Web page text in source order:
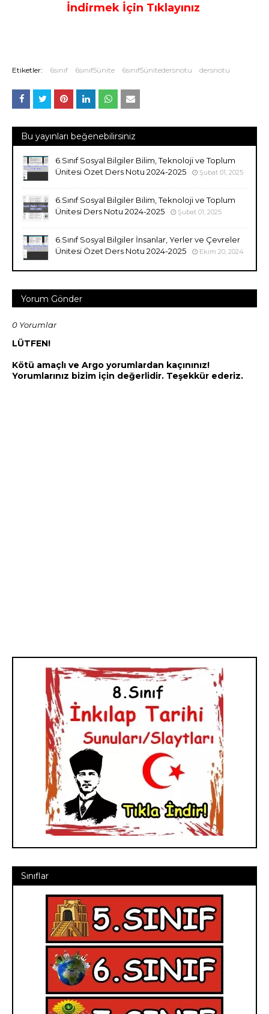
İndirmek İçin Tıklayınız
Etiketler: 6sınıf 6sınıf5ünite 6sınıf5ünitedersnotu dersnotu
Bu yayınları beğenebilirsiniz
6.Sınıf Sosyal Bilgiler Bilim, Teknoloji ve Toplum
Ünitesi Özet Ders Notu 2024-2025
Şubat 01, 2025
6.Sınıf Sosyal Bilgiler Bilim, Teknoloji ve Toplum
Ünitesi Ders Notu 2024-2025
Şubat 01, 2025
6.Sınıf Sosyal Bilgiler İnsanlar, Yerler ve Çevreler
Ünitesi Özet Ders Notu 2024-2025
Ekim 20, 2024
Yorum Gönder
0 Yorumlar
LÜTFEN!
Kötü amaçlı ve Argo yorumlardan kaçınınız!
Yorumlarınız bizim için değerlidir. Teşekkür ederiz.
Sınıflar